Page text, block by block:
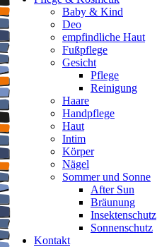
Baby & Kind
Deo
empfindliche Haut
Fußpflege
Gesicht
Pflege
Reinigung
Haare
Handpflege
Haut
Intim
Körper
Nägel
Sommer und Sonne
After Sun
Bräunung
Insektenschutz
Sonnenschutz
Kontakt